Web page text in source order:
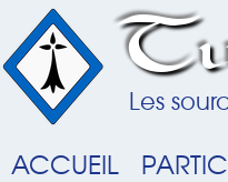
Les
ACCUEIL